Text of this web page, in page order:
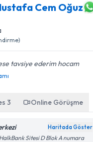
Cem Oğuz
tavsiye ederim hocam
3 Online Görüşme
Haritada Göster
Sitesi D Blok A numara